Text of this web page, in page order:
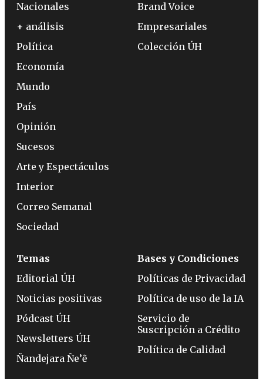
Nacionales
+ análisis
Política
Economía
Mundo
País
Opinión
Sucesos
Arte y Espectáculos
Interior
Correo Semanal
Sociedad
Brand Voice
Empresariales
Colección ÚH
Temas
Editorial ÚH
Noticias positivas
Pódcast ÚH
Newsletters ÚH
Ñandejara Ñe’ẽ
Bases y Condiciones
Políticas de Privacidad
Política de uso de la IA
Servicio de
Suscripción a Crédito
Política de Calidad